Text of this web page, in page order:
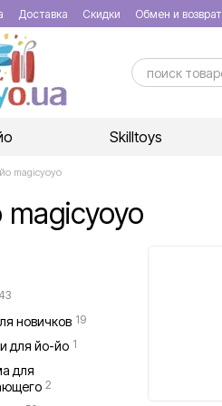
контенту
Доставка Скидки Обмен и возврат
Skilltoys
magicyoyo
43
новичков 19
для йо-йо 1
для
2